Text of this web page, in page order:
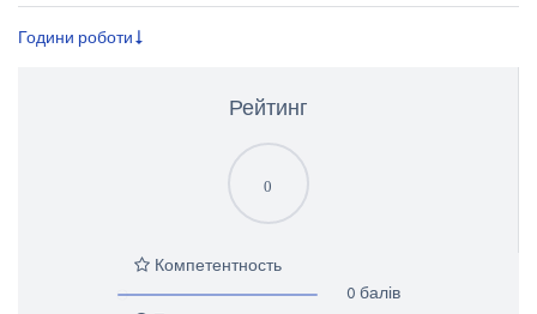
Години роботи
Рейтинг
0
Компетентность
0 балів